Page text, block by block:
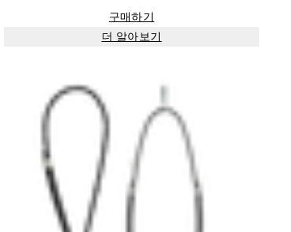
구매하기
더 알아보기